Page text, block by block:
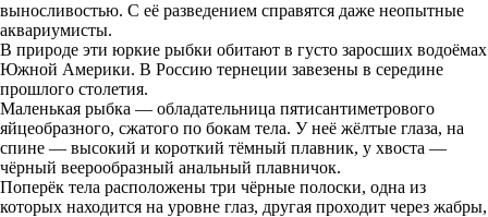
выносливостью. С её разведением справятся даже неопытные
аквариумисты.
В природе эти юркие рыбки обитают в густо заросших водоёмах
Южной Америки. В Россию тернеции завезены в середине
прошлого столетия.
Маленькая рыбка — обладательница пятисантиметрового
яйцеобразного, сжатого по бокам тела. У неё жёлтые глаза, на
спине — высокий и короткий тёмный плавник, у хвоста —
чёрный веерообразный анальный плавничок.
Поперёк тела расположены три чёрные полоски, одна из
которых находится на уровне глаз, другая проходит через жабры,